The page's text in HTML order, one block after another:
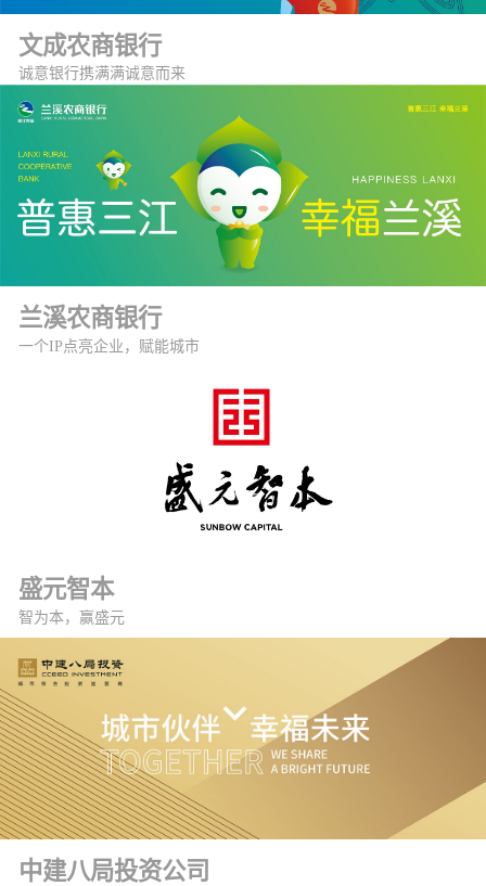
文成农商银行
诚意银行携满满诚意而来
兰溪农商银行
一个IP点亮企业，赋能城市
盛元智本
智为本，赢盛元
中建八局投资公司